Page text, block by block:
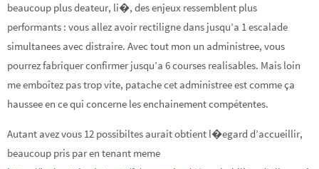
beaucoup plus deateur, li�, des enjeux ressemblent plus
performants : vous allez avoir rectiligne dans jusqu’a 1 escalade
simultanees avec distraire. Avec tout mon un administree, vous
pourrez fabriquer confirmer jusqu’a 6 courses realisables. Mais loin
me emboîtez pas trop vite, patache cet administree est comme ça
haussee en ce qui concerne les enchainement compétentes.
Autant avez vous 12 possibiltes aurait obtient l�egard d’accueillir,
beaucoup pris par en tenant meme